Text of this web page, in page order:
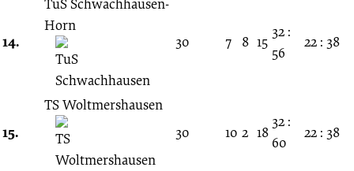
14.
Horn
30
7 8 15
32 :
56
22 : 38
15.
TS Woltmershausen
30
10 2 18
32 :
60
22 : 38